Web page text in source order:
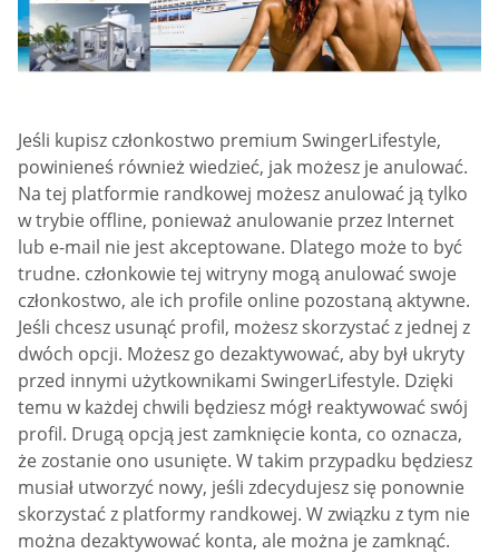
Jeśli kupisz członkostwo premium SwingerLifestyle,
powinieneś również wiedzieć, jak możesz je anulować.
Na tej platformie randkowej możesz anulować ją tylko
w trybie offline, ponieważ anulowanie przez Internet
lub e-mail nie jest akceptowane. Dlatego może to być
trudne. członkowie tej witryny mogą anulować swoje
członkostwo, ale ich profile online pozostaną aktywne.
Jeśli chcesz usunąć profil, możesz skorzystać z jednej z
dwóch opcji. Możesz go dezaktywować, aby był ukryty
przed innymi użytkownikami SwingerLifestyle. Dzięki
temu w każdej chwili będziesz mógł reaktywować swój
profil. Drugą opcją jest zamknięcie konta, co oznacza,
że zostanie ono usunięte. W takim przypadku będziesz
musiał utworzyć nowy, jeśli zdecydujesz się ponownie
skorzystać z platformy randkowej. W związku z tym nie
można dezaktywować konta, ale można je zamknąć.